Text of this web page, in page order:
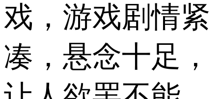
戏，游戏剧情紧
凑，悬念十足，